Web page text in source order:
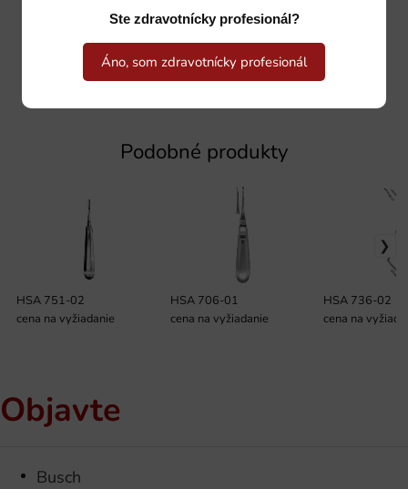
Ste zdravotnícky profesionál?
Áno, som zdravotnícky profesionál
Podobné produkty
HSA 751-02
cena na vyžiadanie
HSA 706-01
cena na vyžiadanie
HSA 736-02
cena na
Objavte
Busch